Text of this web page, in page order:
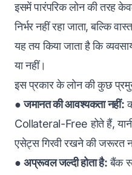
इसमें पारंपरिक लोन की तरह
निर्भर नहीं रहा जाता, बल्कि
यह तय किया जाता है कि
या नहीं।
इस प्रकार के लोन की कुछ
●जमानत की आवश्यकता नहीं:
Collateral-Free होते हैं,
एसेट्स गिरवी रखने की जरूरत
●अप्रूवल जल्दी होता है:बैंक